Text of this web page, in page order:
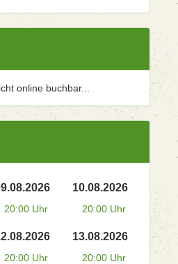
online buchbar...
20:00 Uhr
10.08.2026
20:00 Uhr
20:00 Uhr
13.08.2026
20:00 Uhr